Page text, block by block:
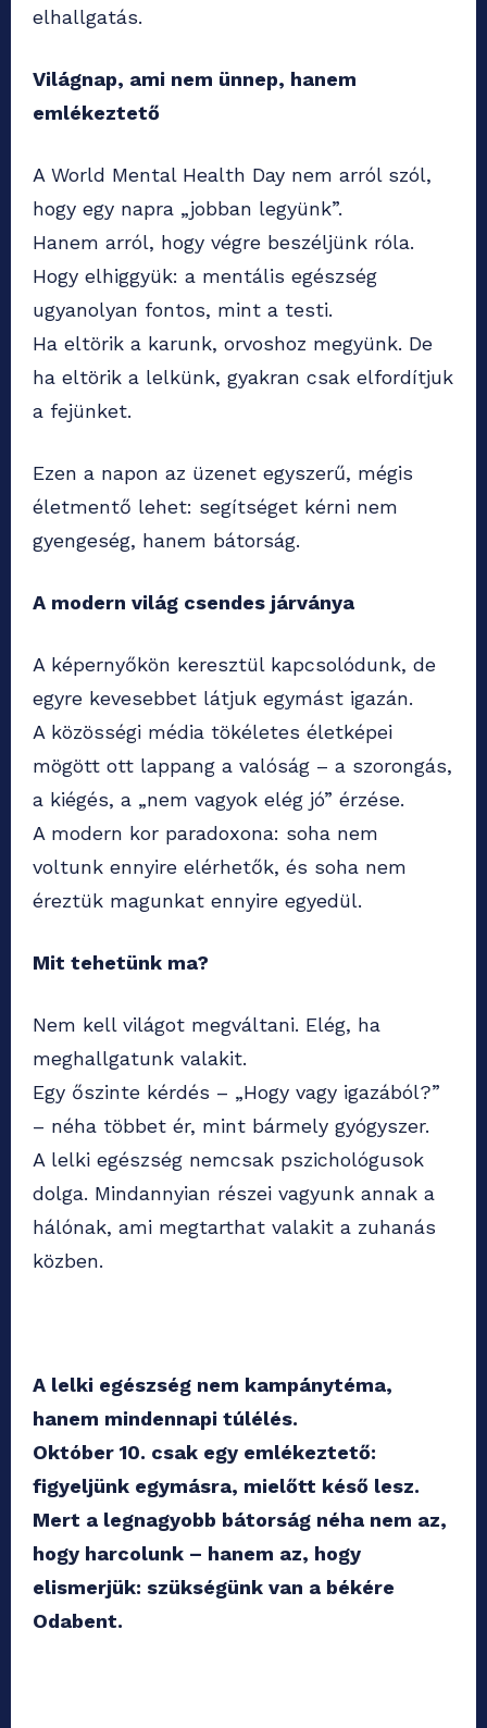
elhallgatás.
Világnap, ami nem ünnep, hanem
emlékeztető
A World Mental Health Day nem arról szól,
hogy egy napra „jobban legyünk”.
Hanem arról, hogy végre beszéljünk róla.
Hogy elhiggyük: a mentális egészség
ugyanolyan fontos, mint a testi.
Ha eltörik a karunk, orvoshoz megyünk. De
ha eltörik a lelkünk, gyakran csak elfordítjuk
a fejünket.
Ezen a napon az üzenet egyszerű, mégis
életmentő lehet: segítséget kérni nem
gyengeség, hanem bátorság.
A modern világ csendes járványa
A képernyőkön keresztül kapcsolódunk, de
egyre kevesebbet látjuk egymást igazán.
A közösségi média tökéletes életképei
mögött ott lappang a valóság – a szorongás,
a kiégés, a „nem vagyok elég jó” érzése.
A modern kor paradoxona: soha nem
voltunk ennyire elérhetők, és soha nem
éreztük magunkat ennyire egyedül.
Mit tehetünk ma?
Nem kell világot megváltani. Elég, ha
meghallgatunk valakit.
Egy őszinte kérdés – „Hogy vagy igazából?”
– néha többet ér, mint bármely gyógyszer.
A lelki egészség nemcsak pszichológusok
dolga. Mindannyian részei vagyunk annak a
hálónak, ami megtarthat valakit a zuhanás
közben.
A lelki egészség nem kampánytéma,
hanem mindennapi túlélés.
Október 10. csak egy emlékeztető:
figyeljünk egymásra, mielőtt késő lesz.
Mert a legnagyobb bátorság néha nem az,
hogy harcolunk – hanem az, hogy
elismerjük: szükségünk van a békére
Odabent.